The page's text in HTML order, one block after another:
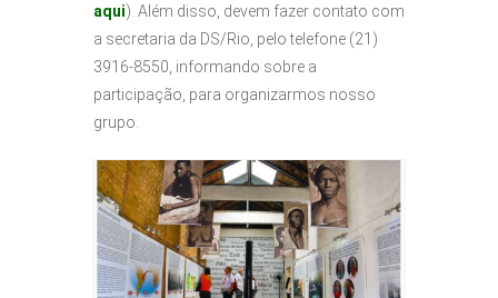
aqui). Além disso, devem fazer contato com
a secretaria da DS/Rio, pelo telefone (21)
3916-8550, informando sobre a
participação, para organizarmos nosso
grupo.